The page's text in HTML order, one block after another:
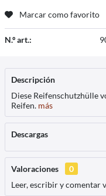
Marcar como favorito
N.º art.:
Descripción
Diese Reifenschutzhülle
Reifen. más
Descargas
Valoraciones
0
Leer, escribir y comentar